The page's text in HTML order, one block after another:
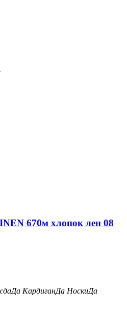
670м хлопок лен 08
Да КардиганДа НоскиДа